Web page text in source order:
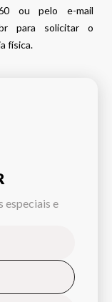
ou pelo e-mail
para solicitar o
física.
especiais e